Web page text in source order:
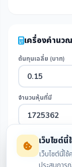
เครื่องคำนว
ต้นทุนเฉลี่ย (บาท)
จำนวนหุ้นที่มี
เว็บไซต์นี้
เว็บไซต์นี้ใ